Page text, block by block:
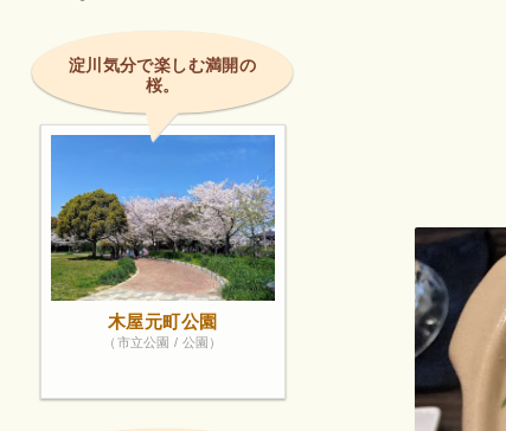
淀川気分で楽しむ満開の
桜。
木屋元町公園
（市立公園 / 公園）